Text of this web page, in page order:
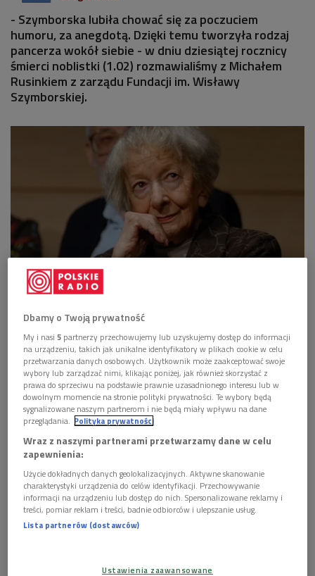
- Szymborska lubiła chować się za poczuciem
humoru, za anegdotą. Dzięki temu tworzyła rodzaj
pancerza wokół siebie - w dniu dziesiątej rocznicy
śmierci noblistki (1.02) rozmawialiśmy z Michałem
Rusinkiem z zarządu Fundacji im. Wisławy
Szymborskiej.
żeby pisać długie powieści. Gdzieś pod koniec wojny wróciłam do pisania
wierszy - wspominała w Polskim Radiu Wisława Szymborska
EN/MAREK LASYK/REPORTER
Mija 10 lat od śmierci Wisławy Szymborskiej
Pamięci o Wisławie Szymborskiej strzeże fundacja
jej imienia
Młodzi literaci mogą pracować w ostatnim
mieszkaniu noblistki
W lipcu 2023 roku z okazji setnej rocznicy urodzin
poetki w Krakowie zostanie otwarty park im. Wisławy
Szymborskiej
Mija 10 lat od śmierci Wisławy Szymborskiej.
jest twórczość noblistki i poprzez które wspierane są
Dbamy o Twoją prywatność
My i nasi5 partnerzy przechowujemy lub uzyskujemy dostęp do informacji
na urządzeniu, takich jak unikalne identyfikatory w plikach cookie w celu
przetwarzania danych osobowych. Użytkownik może zaakceptować swoje
wybory lub zarządzać nimi, klikając poniżej, jak również skorzystać z
prawa do sprzeciwu na podstawie prawnie uzasadnionego interesu lub w
dowolnym momencie na stronie polityki prywatności. Te wybory będą
sygnalizowane naszym partnerom i nie będą miały wpływu na dane
przeglądania. Polityka prywatności
Wraz z naszymi partnerami przetwarzamy dane w celu
zapewnienia:
Użycie dokładnych danych geolokalizacyjnych. Aktywne skanowanie
charakterystyki urządzenia do celów identyfikacji. Przechowywanie
informacji na urządzeniu lub dostęp do nich. Spersonalizowane reklamy i
treści, pomiar reklam i treści, badnie odbiorców i ulepszanie usług.
Lista partnerów (dostawców)
Ustawienia zaawansowane